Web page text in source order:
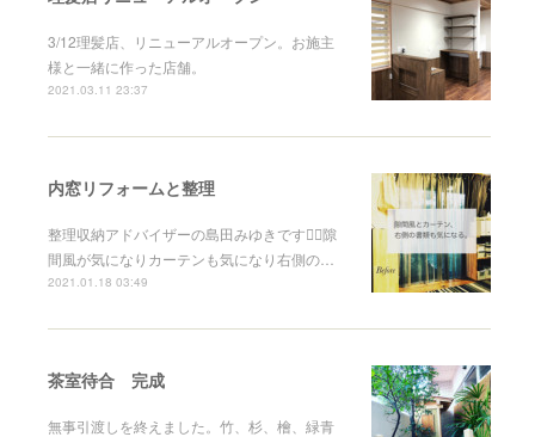
3/12理髪店、リニューアルオープン。お施主
様と一緒に作った店舗。
2021.03.11 23:37
内窓リフォームと整理
整理収納アドバイザーの島田みゆきです🙇‍♀️隙
間風が気になりカーテンも気になり右側の…
2021.01.18 03:49
茶室待合 完成
無事引渡しを終えました。竹、杉、檜、緑青